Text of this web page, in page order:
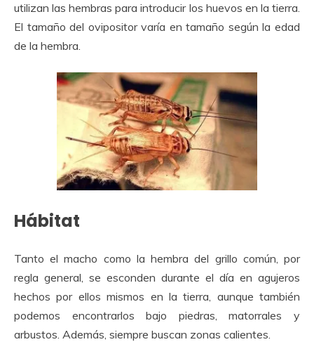
utilizan las hembras para introducir los huevos en la tierra.
El tamaño del ovipositor varía en tamaño según la edad
de la hembra.
Hábitat
Tanto el macho como la hembra del grillo común, por
regla general, se esconden durante el día en agujeros
hechos por ellos mismos en la tierra, aunque también
podemos encontrarlos bajo piedras, matorrales y
arbustos. Además, siempre buscan zonas calientes.